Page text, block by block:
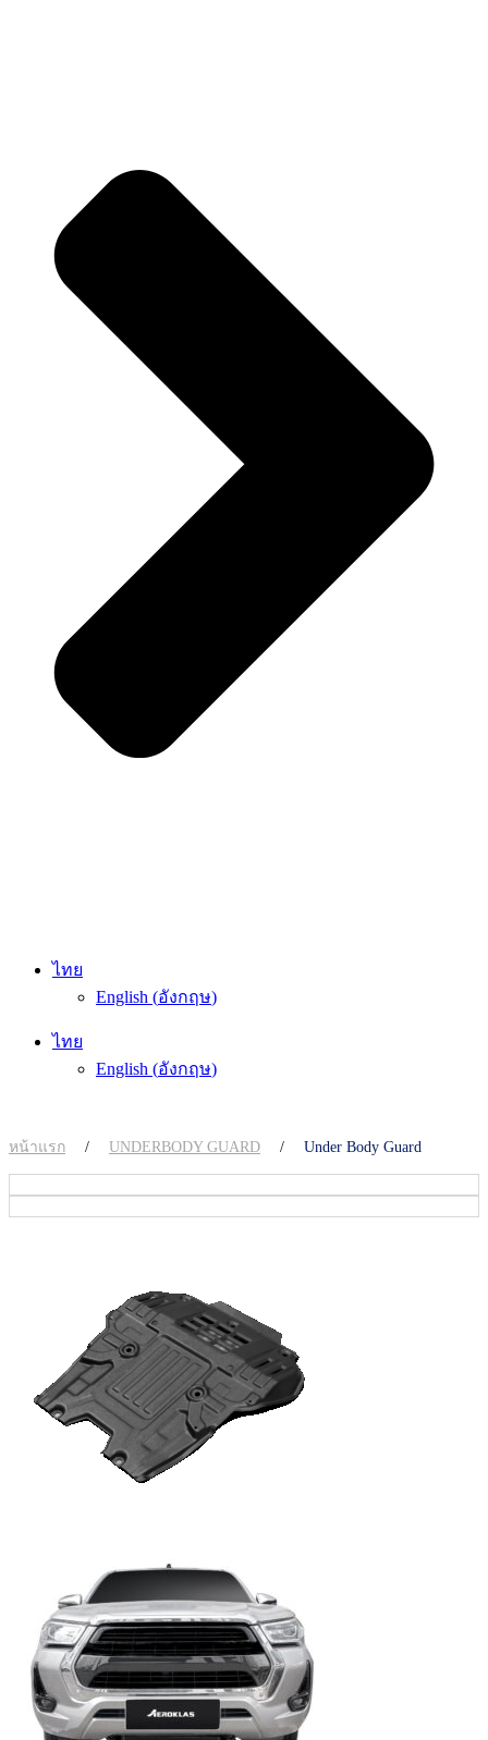
ไทย
English (อังกฤษ)
ไทย
English (อังกฤษ)
หน้าแรก / UNDERBODY GUARD / Under Body Guard